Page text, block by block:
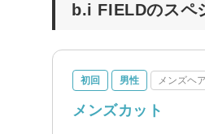
b.i FIELDのスペ
初回 男性 メンズヘ
メンズカット